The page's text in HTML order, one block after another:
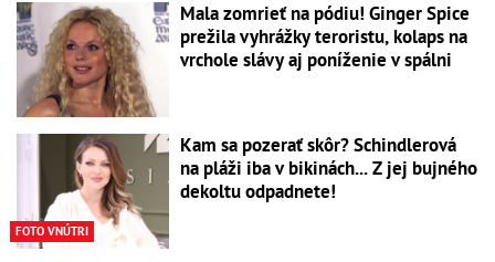
Mala zomrieť na pódiu! Ginger Spice
prežila vyhrážky teroristu, kolaps na
vrchole slávy aj poníženie v spálni
FOTO VNÚTRI
Kam sa pozerať skôr? Schindlerová
na pláži iba v bikinách... Z jej bujného
dekoltu odpadnete!